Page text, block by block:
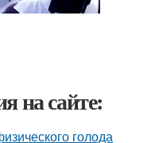
на сайте:
голода